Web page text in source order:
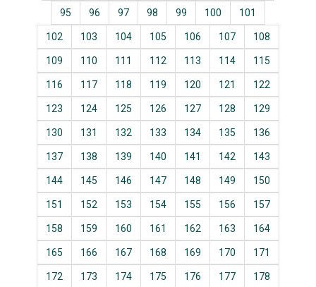
95 96 97 98 99 100 101
102 103 104 105 106 107 108
109 110 111 112 113 114 115
116 117 118 119 120 121 122
123 124 125 126 127 128 129
130 131 132 133 134 135 136
137 138 139 140 141 142 143
144 145 146 147 148 149 150
151 152 153 154 155 156 157
158 159 160 161 162 163 164
165 166 167 168 169 170 171
172 173 174 175 176 177 178